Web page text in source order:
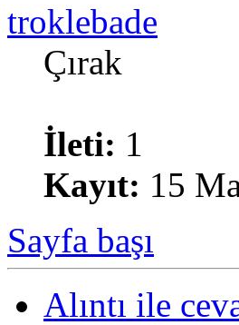
troklebade
Çırak
İleti: 1
Kayıt: 15
Sayfa başı
Alıntı ile